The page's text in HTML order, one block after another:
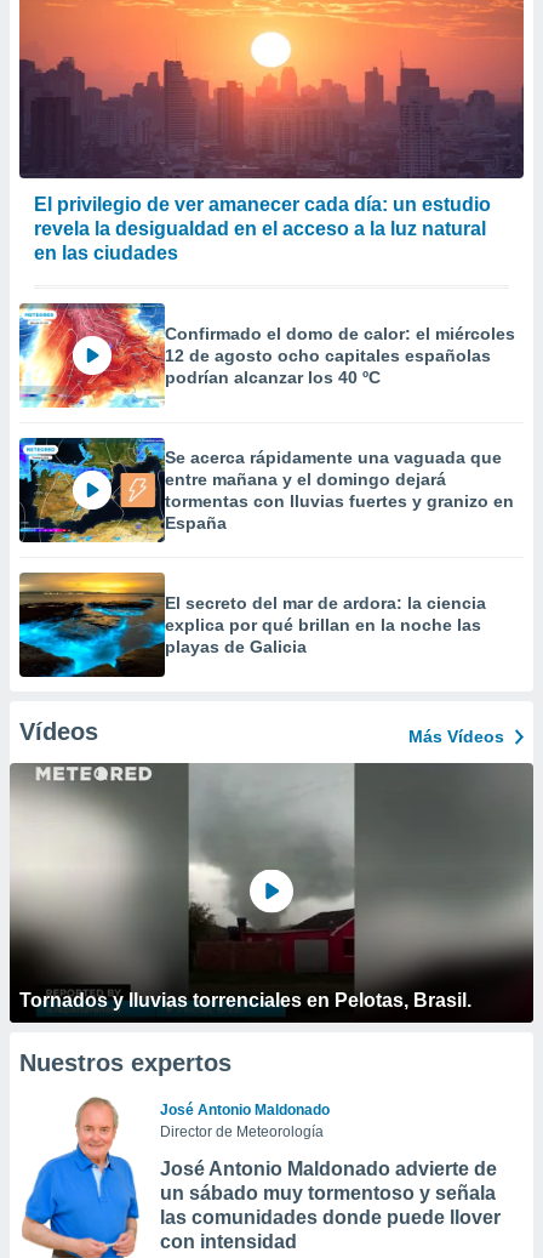
El privilegio de ver amanecer cada día: un estudio
revela la desigualdad en el acceso a la luz natural
en las ciudades
Confirmado el domo de calor: el miércoles
12 de agosto ocho capitales españolas
podrían alcanzar los 40 ºC
Se acerca rápidamente una vaguada que
entre mañana y el domingo dejará
tormentas con lluvias fuertes y granizo en
España
El secreto del mar de ardora: la ciencia
explica por qué brillan en la noche las
playas de Galicia
Vídeos Más Vídeos
Tornados y lluvias torrenciales en Pelotas, Brasil.
Nuestros expertos
José Antonio Maldonado
Director de Meteorología
José Antonio Maldonado advierte de
un sábado muy tormentoso y señala
las comunidades donde puede llover
con intensidad